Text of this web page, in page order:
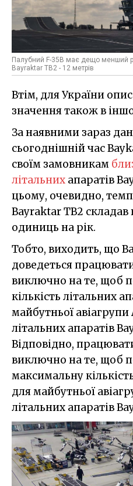
Палубний F-35B має дещо менший
Bayraktar TB2 - 12 метрів
Втім, для України
значення також в
За наявними зараз
сьогоднішній час
своїм замовникам
літальних апаратів
цьому, очевидно,
Bayraktar TB2 складав
одиниць на рік.
Тобто, виходить, що
доведеться
виключно на те, щоб
кількість літальних
майбутньої авіагрупи
літальних апаратів
Відповідно,
виключно на те, щоб
максимальну
для майбутньої
літальних апаратів